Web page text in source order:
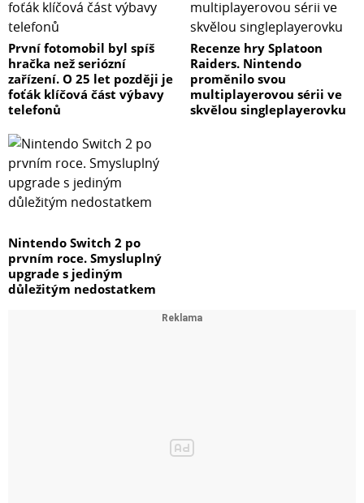
První fotomobil byl spíš
hračka než seriózní
zařízení. O 25 let později je
foťák klíčová část výbavy
telefonů
Recenze hry Splatoon
Raiders. Nintendo
proměnilo svou
multiplayerovou sérii ve
skvělou singleplayerovku
Nintendo Switch 2 po
prvním roce. Smysluplný
upgrade s jediným
důležitým nedostatkem